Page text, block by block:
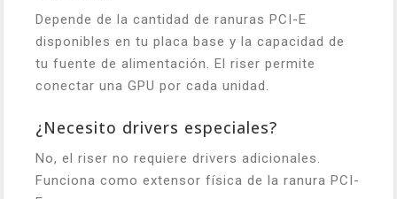
Depende de la cantidad de ranuras PCI-E
disponibles en tu placa base y la capacidad de
tu fuente de alimentación. El riser permite
conectar una GPU por cada unidad.
¿Necesito drivers especiales?
No, el riser no requiere drivers adicionales.
Funciona como extensor física de la ranura PCI-